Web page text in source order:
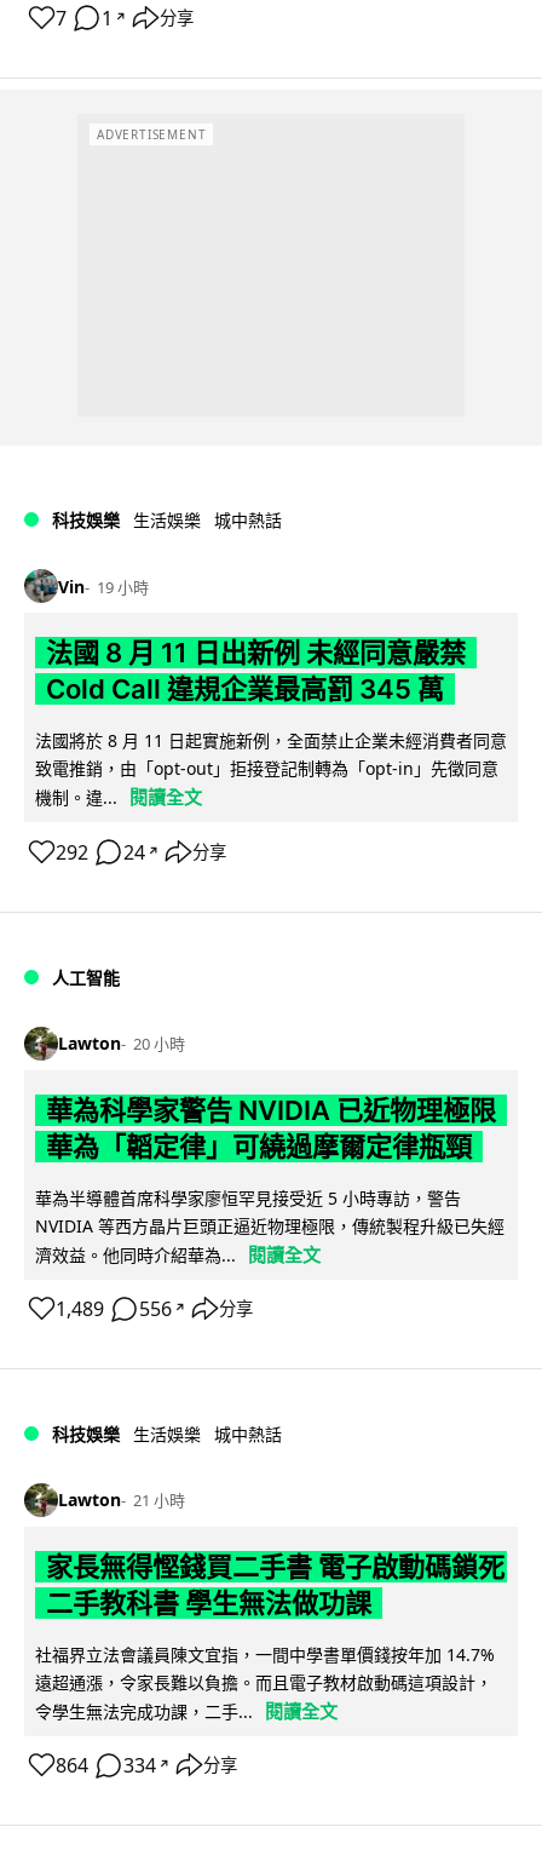
7 1 ↗ 分享
ADVERTISEMENT
科技娛樂 生活娛樂 城中熱話
Vin 19 小時
法國 8 月 11 日出新例 未經同意嚴禁
Cold Call 違規企業最高罰 345 萬
法國將於 8 月 11 日起實施新例，全面禁止企業未經消費者同意
致電推銷，由「opt-out」拒接登記制轉為「opt-in」先徵同意
機制。違...
閱讀全文
292 24 ↗ 分享
人工智能
Lawton 20 小時
華為科學家警告 NVIDIA 已近物理極限
華為「韜定律」可繞過摩爾定律瓶頸
華為半導體首席科學家廖恒罕見接受近 5 小時專訪，警告
NVIDIA 等西方晶片巨頭正逼近物理極限，傳統製程升級已失經
濟效益。他同時介紹華為...
閱讀全文
1,489 556 ↗ 分享
科技娛樂 生活娛樂 城中熱話
Lawton 21 小時
家長無得慳錢買二手書 電子啟動碼鎖死
二手教科書 學生無法做功課
社福界立法會議員陳文宜指，一間中學書單價錢按年加 14.7%
遠超通漲，令家長難以負擔。而且電子教材啟動碼這項設計，
令學生無法完成功課，二手...
閱讀全文
864 334 ↗ 分享